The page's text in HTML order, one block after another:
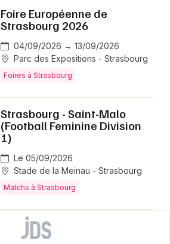
Foire Européenne de
Strasbourg 2026
04/09/2026 → 13/09/2026
Parc des Expositions - Strasbourg
Foires à Strasbourg
Strasbourg - Saint-Malo
(Football Feminine Division
1)
Le 05/09/2026
Stade de la Meinau - Strasbourg
Matchs à Strasbourg